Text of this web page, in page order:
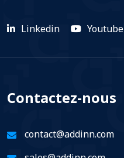
Linkedin Youtube
Contactez-nous
contact@addinn.com